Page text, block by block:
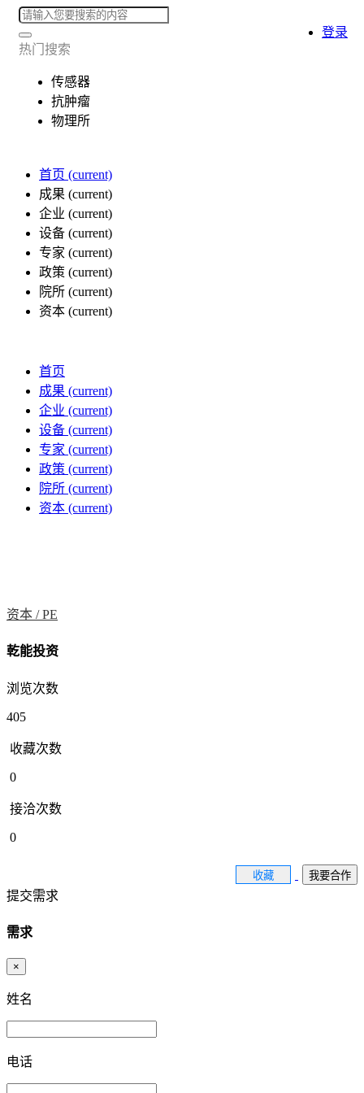
热门搜索
传感器
抗肿瘤
物理所
首页 (current)
成果 (current)
企业 (current)
设备 (current)
专家 (current)
政策 (current)
院所 (current)
资本 (current)
登录
首页
成果 (current)
企业 (current)
设备 (current)
专家 (current)
政策 (current)
院所 (current)
资本 (current)
资本 /PE
乾能投资
浏览次数
405
收藏次数
0
接洽次数
0
收藏 我要合作
提交需求
需求
×
姓名
电话